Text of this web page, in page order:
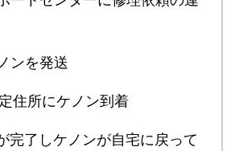
ンを発送
住所にケノン到着
完了しケノンが自宅に戻って